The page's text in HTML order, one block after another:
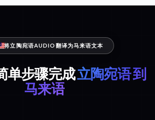
将立陶宛语AUDIO翻译为马来语文本
单步骤完成立陶宛语 到
马来语